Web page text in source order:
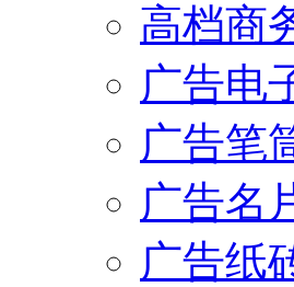
高档商
广告电
广告笔
广告名
广告纸